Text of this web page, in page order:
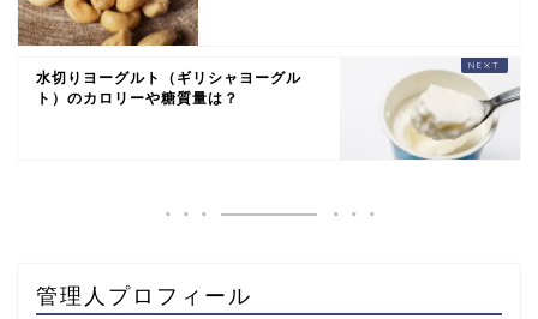
水切りヨーグルト（ギリシャヨーグル
ト）のカロリーや糖質量は？
管理人プロフィール